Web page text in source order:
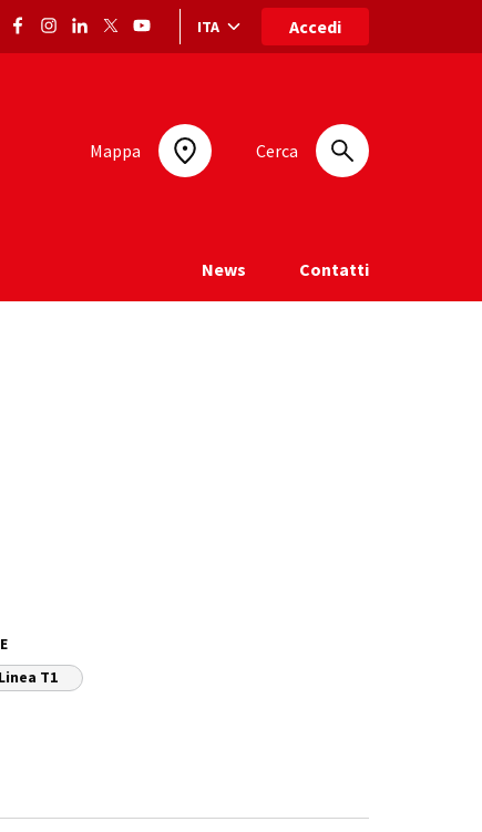
Selezione lingua: lingua selezionata
ITA Accedi
Mappa Cerca
News Contatti
Linea T1